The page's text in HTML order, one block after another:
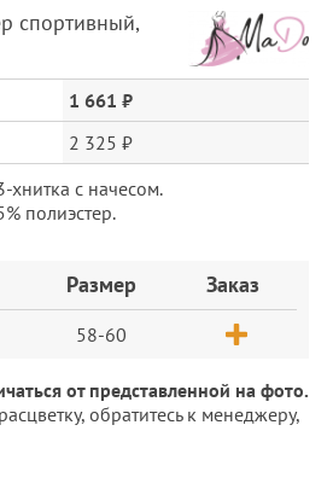
спортивный,
1 661 ₽
2 325 ₽
хнитка с начесом.
полиэстер.
Размер Заказ
58-60
от представленной на фото.
обратитесь к менеджеру,